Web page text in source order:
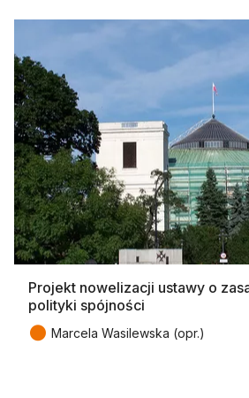
Projekt nowelizacji ustawy o
polityki spójności
● Marcela Wasilewska (opr.)